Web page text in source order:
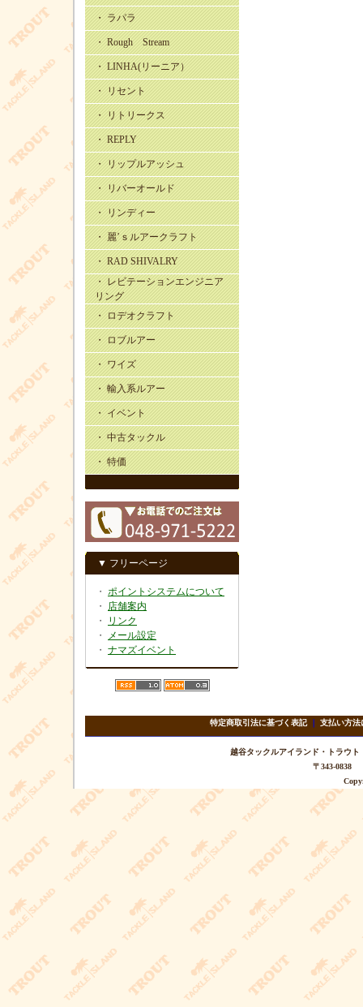
・ ラパラ
・ Rough Stream
・ LINHA(リーニア）
・ リセント
・ リトリークス
・ REPLY
・ リップルアッシュ
・ リバーオールド
・ リンディー
・ 麗’ｓルアークラフト
・ RAD SHIVALRY
・ レビテーションエンジニア
リング
・ ロデオクラフト
・ ロブルアー
・ ワイズ
・ 輸入系ルアー
・ イベント
・ 中古タックル
・ 特価
▼ フリーページ
・ ポイントシステムについて
・ 店舗案内
・
リンク
・
メール設定
・ ナマズイベント
特定商取引法に基づく表記｜ 支払い方法
越谷タックルアイランド・トラ
〒343-0838